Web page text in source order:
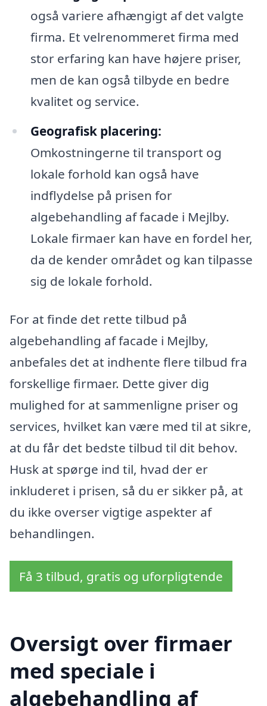
også variere afhængigt af det valgte
firma. Et velrenommeret firma med
stor erfaring kan have højere priser,
men de kan også tilbyde en bedre
kvalitet og service.
Geografisk placering:
Omkostningerne til transport og
lokale forhold kan også have
indflydelse på prisen for
algebehandling af facade i Mejlby.
Lokale firmaer kan have en fordel her,
da de kender området og kan tilpasse
sig de lokale forhold.
For at finde det rette tilbud på
algebehandling af facade i Mejlby,
anbefales det at indhente flere tilbud fra
forskellige firmaer. Dette giver dig
mulighed for at sammenligne priser og
services, hvilket kan være med til at sikre,
at du får det bedste tilbud til dit behov.
Husk at spørge ind til, hvad der er
inkluderet i prisen, så du er sikker på, at
du ikke overser vigtige aspekter af
behandlingen.
Få 3 tilbud, gratis og uforpligtende
Oversigt over firmaer
med speciale i
algebehandling af